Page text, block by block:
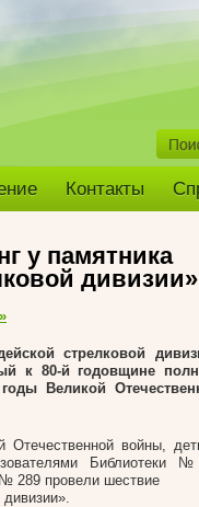
Контакты
у памятника
дивизии»
стрелковой
к 80-й годовщине
Великой
Отечественной войны,
Библиотеки
289 провели шествие